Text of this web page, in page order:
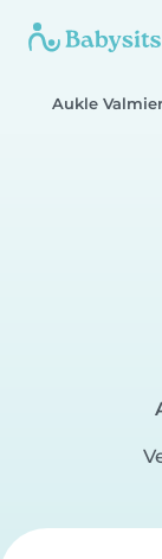
Aukle